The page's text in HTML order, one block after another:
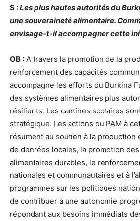
S :Les plus hautes autorités du
une souveraineté alimentaire.
envisage-t-il accompagner cette
OB : A travers la promotion de la
renforcement des capacités
accompagne les efforts du Burkina
des systèmes alimentaires plus
résilients. Les cantines scolaires
stratégique. Les actions du PAM à
résument au soutien à la production
de denrées locales, la promotion
alimentaires durables, le
nationales et communautaires et à
programmes sur les politiques
de contribuer à une autonomie
répondant aux besoins immédiats